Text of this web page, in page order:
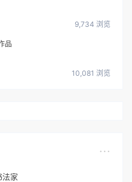
9,734 浏览
品
10,081 浏览
法家